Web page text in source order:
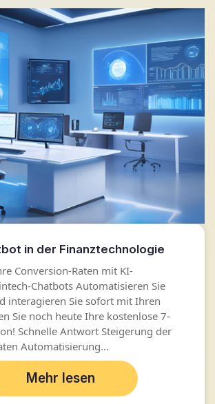
in der Finanztechnologie
Conversion-Raten mit KI-
Chatbots Automatisieren Sie
interagieren Sie sofort mit Ihren
Sie noch heute Ihre kostenlose 7-
Schnelle Antwort Steigerung der
Automatisierung...
Mehr lesen